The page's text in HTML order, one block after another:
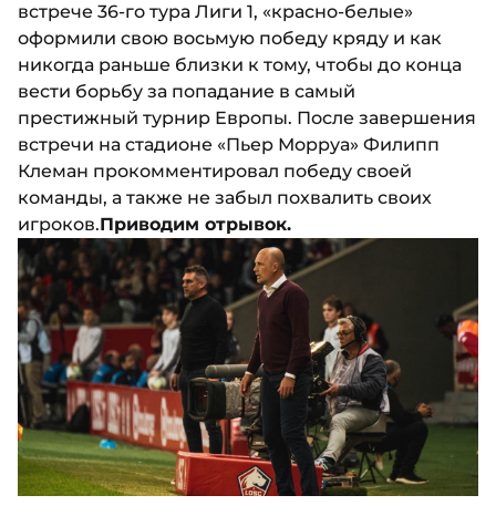
встрече 36-го тура Лиги 1, «красно-белые»
оформили свою восьмую победу кряду и как
никогда раньше близки к тому, чтобы до конца
вести борьбу за попадание в самый
престижный турнир Европы. После завершения
встречи на стадионе «Пьер Морруа» Филипп
Клеман прокомментировал победу своей
команды, а также не забыл похвалить своих
игроков.Приводим отрывок.